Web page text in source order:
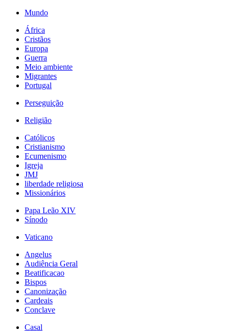
Mundo
África
Cristãos
Europa
Guerra
Meio ambiente
Migrantes
Portugal
Perseguição
Religião
Católicos
Cristianismo
Ecumenismo
Igreja
JMJ
liberdade religiosa
Missionários
Papa Leão XIV
Sínodo
Vaticano
Angelus
Audiência Geral
Beatificacao
Bispos
Canonização
Cardeais
Conclave
Casal